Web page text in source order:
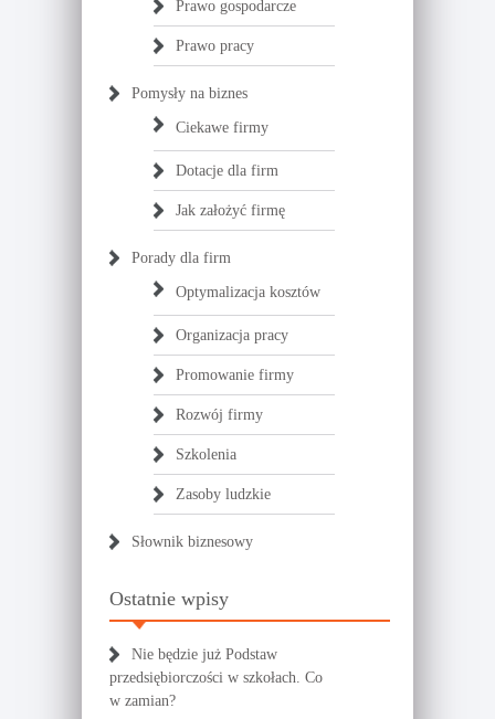
Prawo gospodarcze
Prawo pracy
Pomysły na biznes
Ciekawe firmy
Dotacje dla firm
Jak założyć firmę
Porady dla firm
Optymalizacja kosztów
Organizacja pracy
Promowanie firmy
Rozwój firmy
Szkolenia
Zasoby ludzkie
Słownik biznesowy
Ostatnie wpisy
Nie będzie już Podstaw
przedsiębiorczości w szkołach. Co
w zamian?